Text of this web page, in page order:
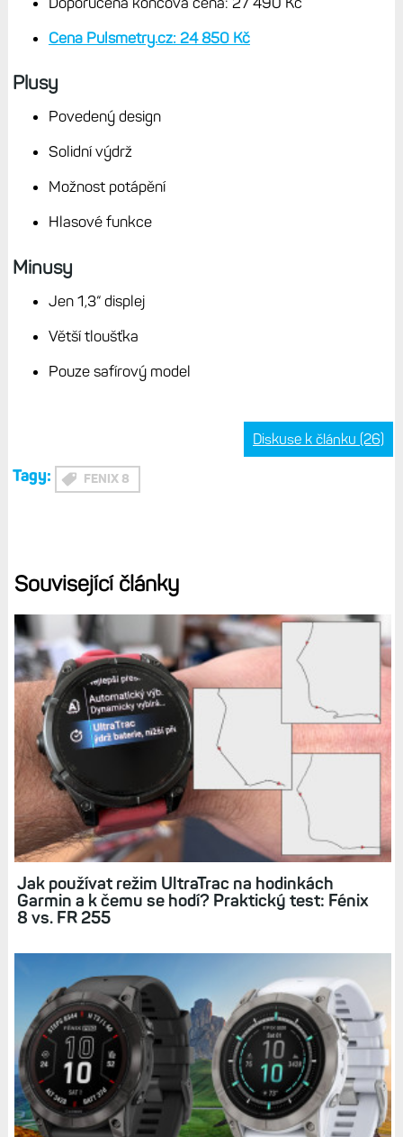
Paměť: 32 GB
Konektivita: Wi-Fi, NFC, Bluetooth
Hlasové ovládání a hlasité handsfree (mikrofon +
reproduktor)
Senzory: optický snímač Elevate 5 (EKG, PPG),
hloubkoměr
Garmin Pay, přehrávání hudby (Spotify, Amazon
Music, Deezer, Youtube)
Svítilna LED
Doporučená koncová cena: 27 490 Kč
Povedený design
Solidní výdrž
Možnost potápění
Hlasové funkce
Minusy
Jen 1,3“ displej
Větší tloušťka
Pouze safírový model
Diskuse k článku (26)